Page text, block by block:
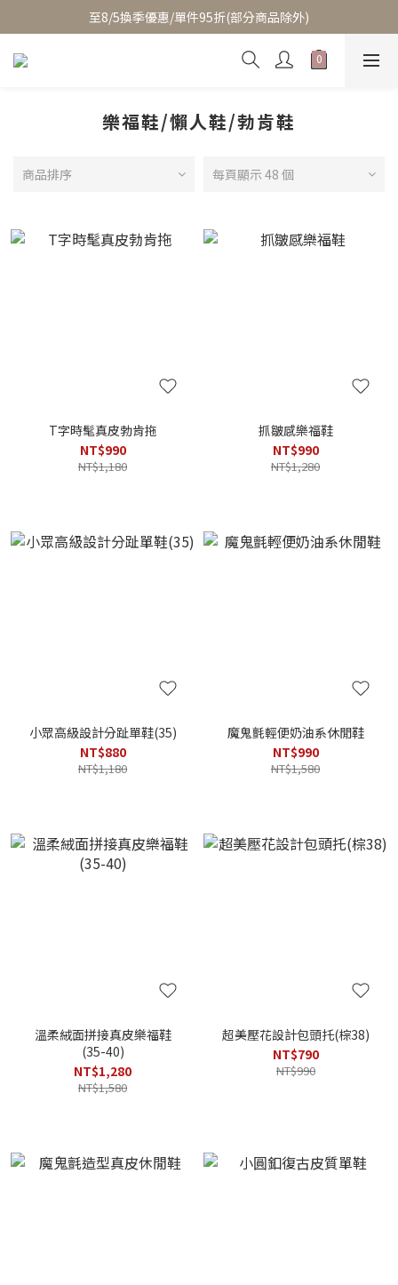
至8/5換季優惠/單件95折(部分商品除外)
至8/5換季優惠/單件95折(部分商品除外)
累積消費滿$3800即成為VIP/天天享95折優惠(可疊加折扣)
樂福鞋/懶人鞋/勃肯鞋
商品排序 每頁顯示 48 個
T字時髦真皮勃肯拖
NT$990
NT$1,180
抓皺感樂福鞋
NT$990
NT$1,280
小眾高級設計分趾單鞋(35)
NT$880
NT$1,180
魔鬼氈輕便奶油系休閒鞋
NT$990
NT$1,580
溫柔絨面拼接真皮樂福鞋
(35-40)
NT$1,280
NT$1,580
超美壓花設計包頭托(棕38)
NT$790
NT$990